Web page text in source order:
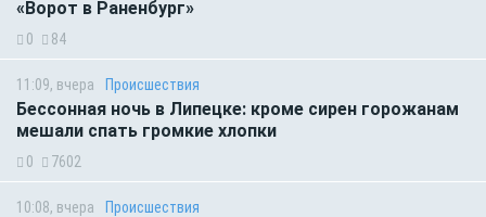
«Ворот в Раненбург»
0 84
11:09, вчера Происшествия
Бессонная ночь в Липецке: кроме сирен горожанам
мешали спать громкие хлопки
0 7602
10:08, вчера Происшествия